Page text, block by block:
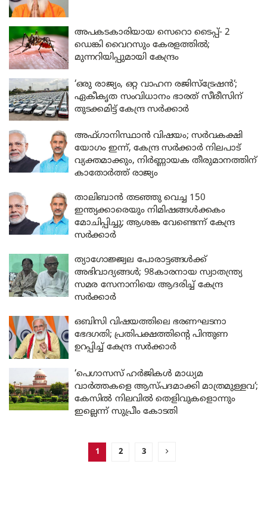
അപകടകാരിയായ സെറൊ ടൈപ്പ്- 2
ഡെങ്കി വൈറസും കേരളത്തിൽ;
മുന്നറിയിപ്പുമായി കേന്ദ്രം
‘ഒരു രാജ്യം, ഒറ്റ വാഹന രജിസ്ട്രേഷൻ‘;
ഏകീകൃത സംവിധാനം ഭാരത് സീരീസിന്
തുടക്കമിട്ട് കേന്ദ്ര സർക്കാർ
അഫ്ഗാനിസ്ഥാൻ വിഷയം; സർവകക്ഷി
യോഗം ഇന്ന്, കേന്ദ്ര സർക്കാർ നിലപാട്
വ്യക്തമാക്കും, നിർണ്ണായക തീരുമാനത്തിന്
കാതോർത്ത് രാജ്യം
താലിബാൻ തടഞ്ഞു വെച്ച 150
ഇന്ത്യക്കാരെയും നിമിഷങ്ങൾക്കകം
മോചിപ്പിച്ചു; ആശങ്ക വേണ്ടെന്ന് കേന്ദ്ര
സർക്കാർ
ത്യാഗോജ്ജ്വല പോരാട്ടങ്ങൾക്ക്
അഭിവാദ്യങ്ങൾ; 98കാരനായ സ്വാതന്ത്ര്യ
സമര സേനാനിയെ ആദരിച്ച് കേന്ദ്ര
സർക്കാർ
ഒബിസി വിഷയത്തിലെ ഭരണഘടനാ
ഭേദഗതി; പ്രതിപക്ഷത്തിന്റെ പിന്തുണ
ഉറപ്പിച്ച് കേന്ദ്ര സർക്കാർ
‘പെഗാസസ് ഹർജികൾ മാധ്യമ
വാർത്തകളെ ആസ്പദമാക്കി മാത്രമുള്ളവ‘;
കേസിൽ നിലവിൽ തെളിവുകളൊന്നും
ഇല്ലെന്ന് സുപ്രീം കോടതി
1 2 3